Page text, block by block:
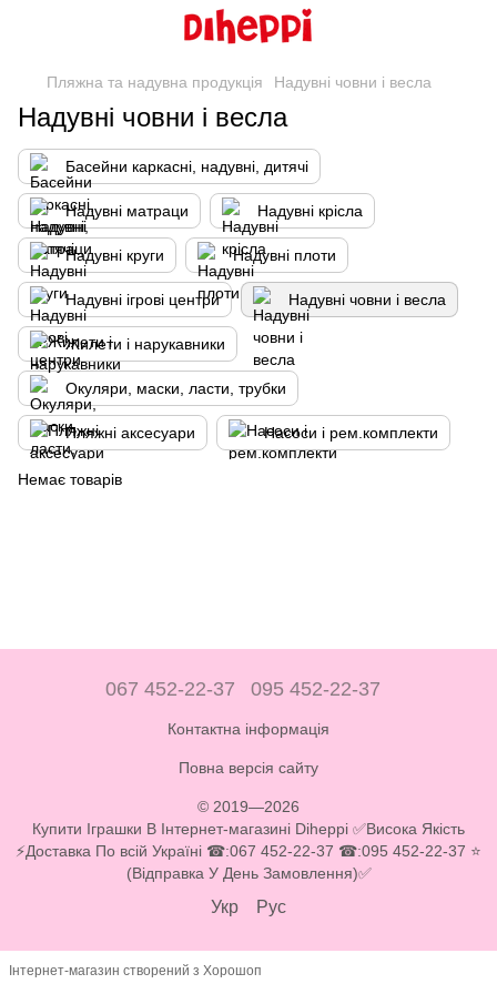
Пляжна та надувна продукція Надувні човни і весла
Надувні човни і весла
Басейни каркасні, надувні, дитячі
Надувні матраци Надувні крісла
Надувні круги Надувні плоти
Надувні ігрові центри Надувні човни і весла
Жилети і нарукавники
Окуляри, маски, ласти, трубки
Пляжні аксесуари Насоси і рем.комплекти
Немає товарів
067 452-22-37 095 452-22-37
Контактна інформація
Повна версія сайту
© 2019—2026
Купити Іграшки В Інтернет-магазині Diheppi ✅Висока Якість
⚡Доставка По всій Україні ☎:067 452-22-37 ☎:095 452-22-37 ⭐
(Відправка У День Замовлення)✅
Укр Рус
Інтернет-магазин створений з Хорошоп